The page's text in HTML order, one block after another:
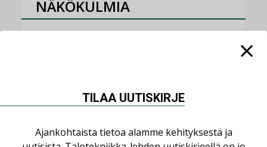
NÄKÖKULMIA
Sähköistäminen säästää euroja
KOLUMNI
Yli miljoona kotia on vailla toimivaa
ilmanvaihtoa
TILAA UUTISKIRJE
Ajankohtaista tietoa alamme kehityksestä ja